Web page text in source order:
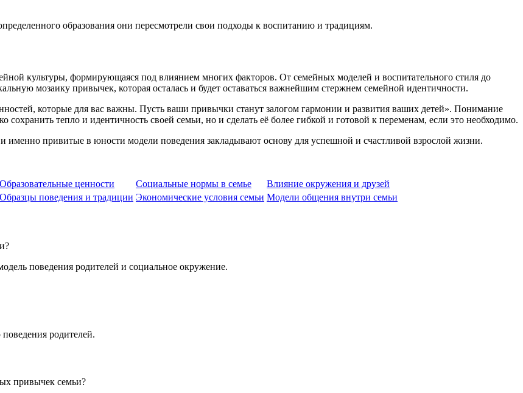
образования они пересмотрели свои подходы к воспитанию и традициям.
культуры, формирующаяся под влиянием многих факторов. От семейных моделей и воспитательного стиля до
мозаику привычек, которая осталась и будет оставаться важнейшим стержнем семейной идентичности.
которые для вас важны. Пусть ваши привычки станут залогом гармонии и развития ваших детей». Понимание
тепло и идентичность своей семьи, но и сделать её более гибкой и готовой к переменам, если это необходимо.
привитые в юности модели поведения закладывают основу для успешной и счастливой взрослой жизни.
Образовательные ценности Социальные нормы в семье
Влияние окружения и друзей
Образцы поведения и традиции Экономические условия семьи Модели общения внутри семьи
поведения родителей и социальное окружение.
родителей.
привычек семьи?